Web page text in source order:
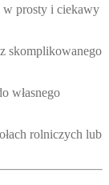
w prosty i ciekawy
skomplikowanego
własnego
rolniczych lub